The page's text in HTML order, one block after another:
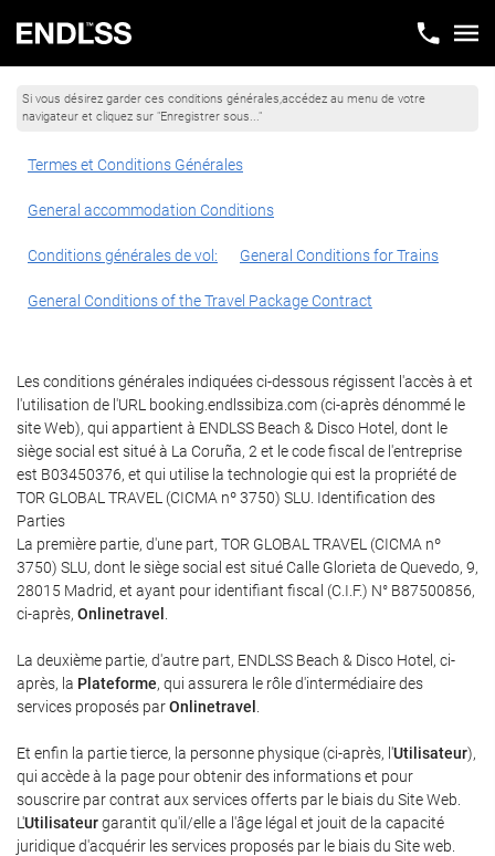
Si vous désirez garder ces conditions générales,accédez au menu de votre
navigateur et cliquez sur "Enregistrer sous..."
Termes et Conditions Générales
General accommodation Conditions
Conditions générales de vol: General Conditions for Trains
General Conditions of the Travel Package Contract
Les conditions générales indiquées ci-dessous régissent l'accès à et
l'utilisation de l'URL booking.endlssibiza.com (ci-après dénommé le
site Web), qui appartient à ENDLSS Beach & Disco Hotel, dont le
siège social est situé à La Coruña, 2 et le code fiscal de l'entreprise
est B03450376, et qui utilise la technologie qui est la propriété de
TOR GLOBAL TRAVEL (CICMA nº 3750) SLU. Identification des
Parties
La première partie, d'une part, TOR GLOBAL TRAVEL (CICMA nº
3750) SLU, dont le siège social est situé Calle Glorieta de Quevedo, 9,
28015 Madrid, et ayant pour identifiant fiscal (C.I.F.) N° B87500856,
ci-après, Onlinetravel
La deuxième partie, d'autre part, ENDLSS Beach & Disco Hotel, ci-
après, la Plateforme, qui assurera le rôle d'intermédiaire des
services proposés parOnlinetravel
Et enfin la partie tierce, la personne physique (ci-après, l'Utilisateur),
qui accède à la page pour obtenir des informations et pour
souscrire par contrat aux services offerts par le biais du Site Web.
L'Utilisateurgarantit qu'il/elle a l'âge légal et jouit de la capacité
juridique d'acquérir les services proposés par le biais du Site web.